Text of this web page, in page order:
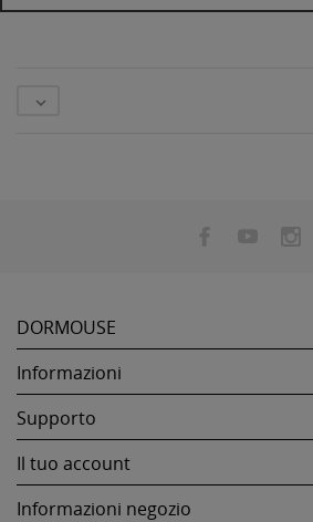

DORMOUSE
Informazioni
Supporto
Il tuo account
Informazioni negozio